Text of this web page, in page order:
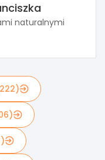
naturalnymi